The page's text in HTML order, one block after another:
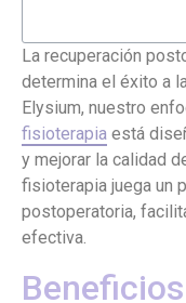
La recuperación
determina el éxito a
Elysium, nuestro
fisioterapia está
y mejorar la calidad
fisioterapia juega un
postoperatoria,
efectiva.